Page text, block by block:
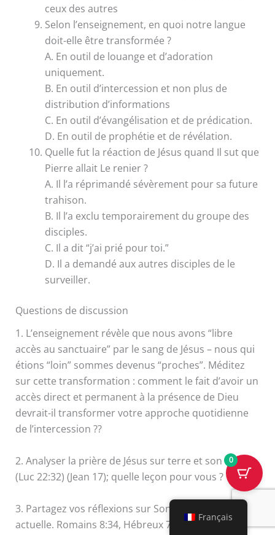
ceux des autres
Selon l’enseignement, en quoi notre langue
doit-elle être transformée ?
A. En outil de louange et d’adoration
uniquement.
B. En outil d’intercession et non plus de
distribution d’informations
C. En outil d’évangélisation et de prédication.
D. En outil de prophétie et de révélation.
Quelle fut la réaction de Jésus quand Il sut que
Pierre allait Le renier ?
A. Il l’a réprimandé sévèrement pour sa future
trahison.
B. Il l’a exclu temporairement du groupe des
disciples.
C. Il a dit “j’ai prié pour toi.”
D. Il a demandé aux autres disciples de le
surveiller.
Questions de discussion
1. L’enseignement révèle que nous avons “libre
accès au sanctuaire” par le sang de Jésus – nous qui
étions “loin” sommes devenus “proches”. Méditez
sur cette transformation : comment le fait d’avoir un
accès direct et permanent à la présence de Dieu
devrait-il transformer votre approche quotidienne
de l’intercession ??
2. Analyser la prière de Jésus sur terre et son impact.
(Luc 22:32) (Jean 17); quelle leçon pour vous ?
3. Partagez vos réflexions sur Son intercession
actuelle. Romains 8:34, Hébreux 7:25
Français
0